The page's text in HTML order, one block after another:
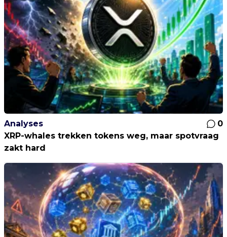
Analyses
0
XRP-whales trekken tokens weg, maar spotvraag
zakt hard